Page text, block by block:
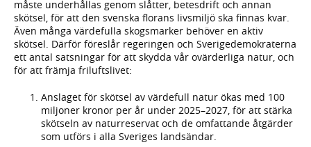
måste underhållas genom slåtter, betesdrift och annan
skötsel, för att den svenska florans livsmiljö ska finnas kvar.
Även många värdefulla skogsmarker behöver en aktiv
skötsel. Därför föreslår regeringen och Sverigedemokraterna
ett antal satsningar för att skydda vår ovärderliga natur, och
för att främja friluftslivet:
Anslaget för skötsel av värdefull natur ökas med 100
miljoner kronor per år under 2025–2027, för att stärka
skötseln av naturreservat och de omfattande åtgärder
som utförs i alla Sveriges landsändar.